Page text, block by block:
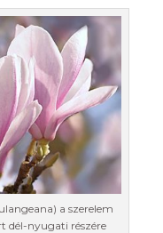
a szerelem
dél-nyugati részére